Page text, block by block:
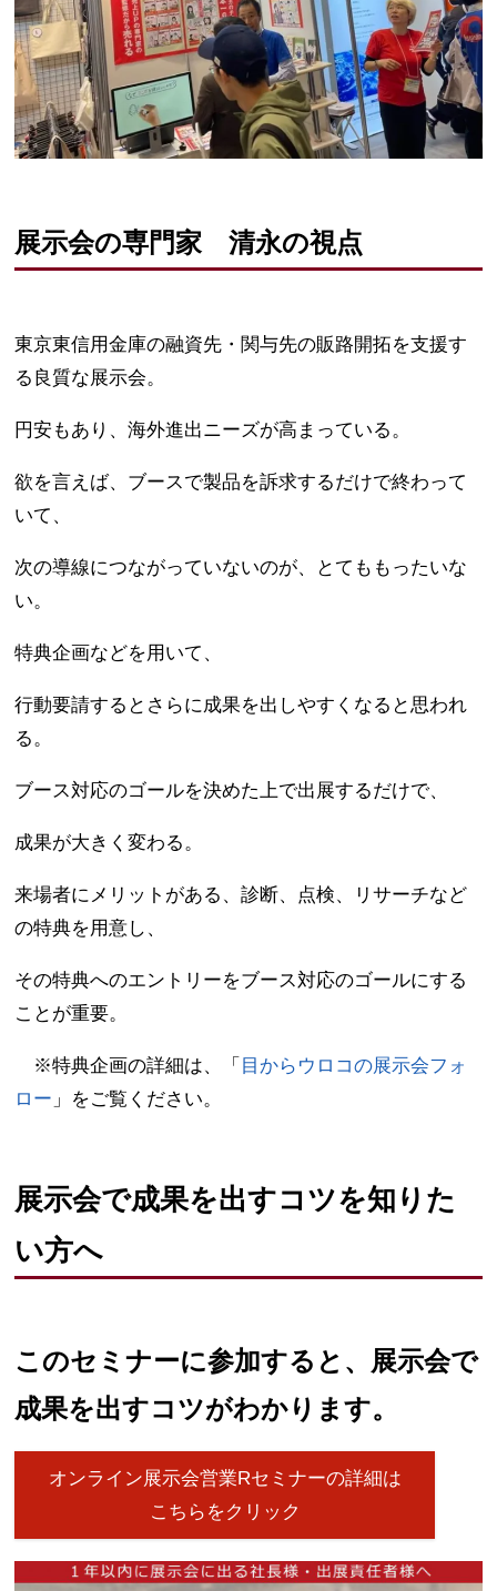
展示会の専門家 清永の視点
東京東信用金庫の融資先・関与先の販路開拓を支援す
る良質な展示会。
円安もあり、海外進出ニーズが高まっている。
欲を言えば、ブースで製品を訴求するだけで終わって
いて、
次の導線につながっていないのが、とてももったいな
い。
特典企画などを用いて、
行動要請するとさらに成果を出しやすくなると思われ
る。
ブース対応のゴールを決めた上で出展するだけで、
成果が大きく変わる。
来場者にメリットがある、診断、点検、リサーチなど
の特典を用意し、
その特典へのエントリーをブース対応のゴールにする
ことが重要。
※特典企画の詳細は、「 目からウロコの展示会フォ
ロー 」をご覧ください。
展示会で成果を出すコツを知りた
い方へ
このセミナーに参加すると、展示会で
成果を出すコツがわかります。
オンライン展示会営業Rセミナーの詳細は
こちらをクリック